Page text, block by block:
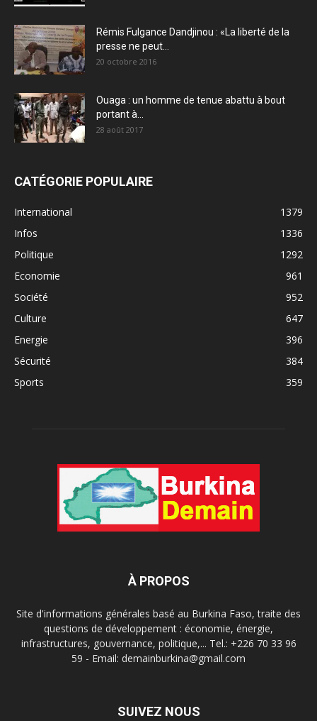
Rémis Fulgance Dandjinou : «La liberté de la
presse ne peut...
20 octobre 2016
Ouaga : un homme de tenue abattu à bout
portant à...
28 août 2017
CATÉGORIE POPULAIRE
International
1379
Infos
1336
Politique
1292
Economie
961
Société
952
Culture
647
Energie
396
Sécurité
384
Sports
359
À PROPOS
Site d'informations générales basé au Burkina Faso, traite des
questions de développement : économie, énergie,
infrastructures, gouvernance, politique,... Tel.: +226 70 33 96
59 - Email: demainburkina@gmail.com
SUIVEZ NOUS